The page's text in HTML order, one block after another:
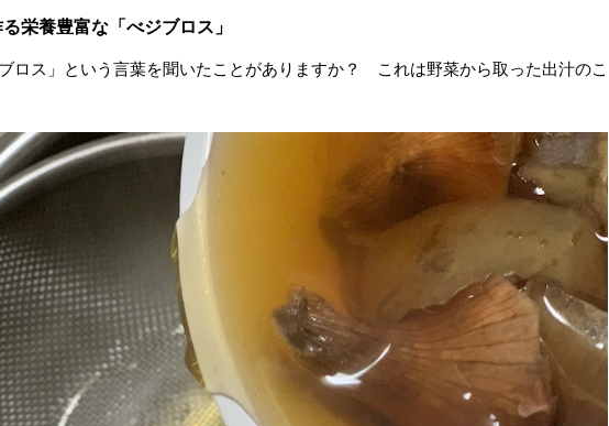
栄養豊富な「べジブロス」
ロス」という言葉を聞いたことがありますか？ これは野菜から取った出汁のこ